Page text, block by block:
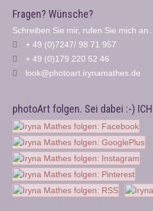
Fragen? Wünsche?
Schreiben Sie mir, rufen Sie mich an...
+ 49 (0)7247/ 98 71 957
+ 49 (0)179 220 52 46
look@photoart.irynamathes.de
photoArt folgen. Sei dabei :-) ICH